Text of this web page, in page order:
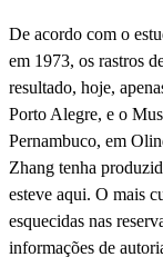
De acordo com o
em 1973, os rastros
resultado, hoje,
Porto Alegre, e o
Pernambuco, em
Zhang tenha
esteve aqui. O mais
esquecidas nas
informações de